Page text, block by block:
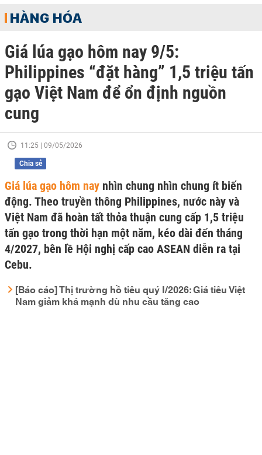
HÀNG HÓA
Giá lúa gạo hôm nay 9/5:
Philippines “đặt hàng” 1,5 triệu tấn
gạo Việt Nam để ổn định nguồn
cung
11:25 | 09/05/2026
Chia sẻ
Giá lúa gạo hôm nay nhìn chung nhìn chung ít biến
động. Theo truyền thông Philippines, nước này và
Việt Nam đã hoàn tất thỏa thuận cung cấp 1,5 triệu
tấn gạo trong thời hạn một năm, kéo dài đến tháng
4/2027, bên lề Hội nghị cấp cao ASEAN diễn ra tại
Cebu.
[Báo cáo] Thị trường hồ tiêu quý I/2026: Giá tiêu Việt
Nam giảm khá mạnh dù nhu cầu tăng cao